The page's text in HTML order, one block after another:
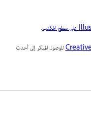
.
للوصول المبكر إلى أحدث